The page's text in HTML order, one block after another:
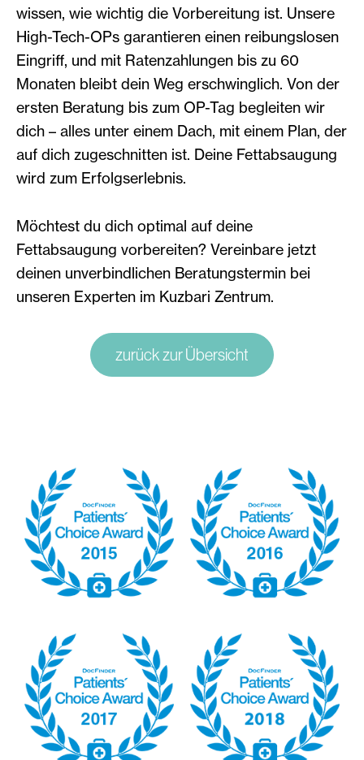
wissen, wie wichtig die Vorbereitung ist. Unsere
High-Tech-OPs garantieren einen reibungslosen
Eingriff, und mit Ratenzahlungen bis zu 60
Monaten bleibt dein Weg erschwinglich. Von der
ersten Beratung bis zum OP-Tag begleiten wir
dich – alles unter einem Dach, mit einem Plan, der
auf dich zugeschnitten ist. Deine Fettabsaugung
wird zum Erfolgserlebnis.
Möchtest du dich optimal auf deine
Fettabsaugung vorbereiten? Vereinbare jetzt
deinen unverbindlichen Beratungstermin bei
unseren Experten im Kuzbari Zentrum.
zurück zur Übersicht